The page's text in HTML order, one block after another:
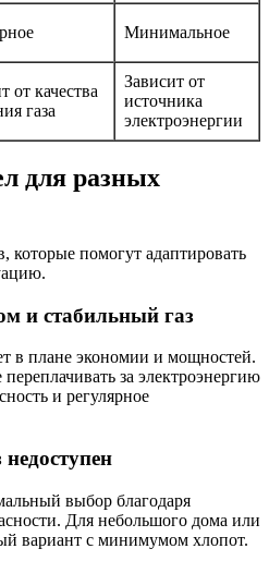
Минимальное
от качества
газа
Зависит от
источника
электроэнергии
для разных
которые помогут адаптировать
и стабильный газ
в плане экономии и мощностей.
за электроэнергию
и регулярное
выбор благодаря
Для небольшого дома или
вариант с минимумом хлопот.